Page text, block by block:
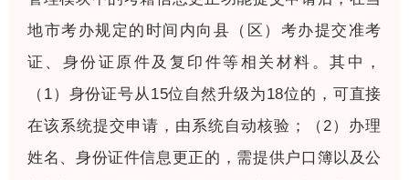
地市考办规定的时间内向县（区）考办提交准考
证、身份证原件及复印件等相关材料。其中，
（1）身份证号从15位自然升级为18位的，可直接
在该系统提交申请，由系统自动核验；（2）办理
姓名、身份证件信息更正的，需提供户口簿以及公